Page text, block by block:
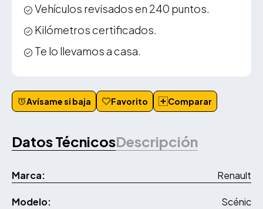
Vehículos revisados en 240 puntos.
Kilómetros certificados.
Te lo llevamos a casa.
Avísame si baja Favorito Comparar
Datos TécnicosDescripción
Marca: Renault
Modelo: Scénic